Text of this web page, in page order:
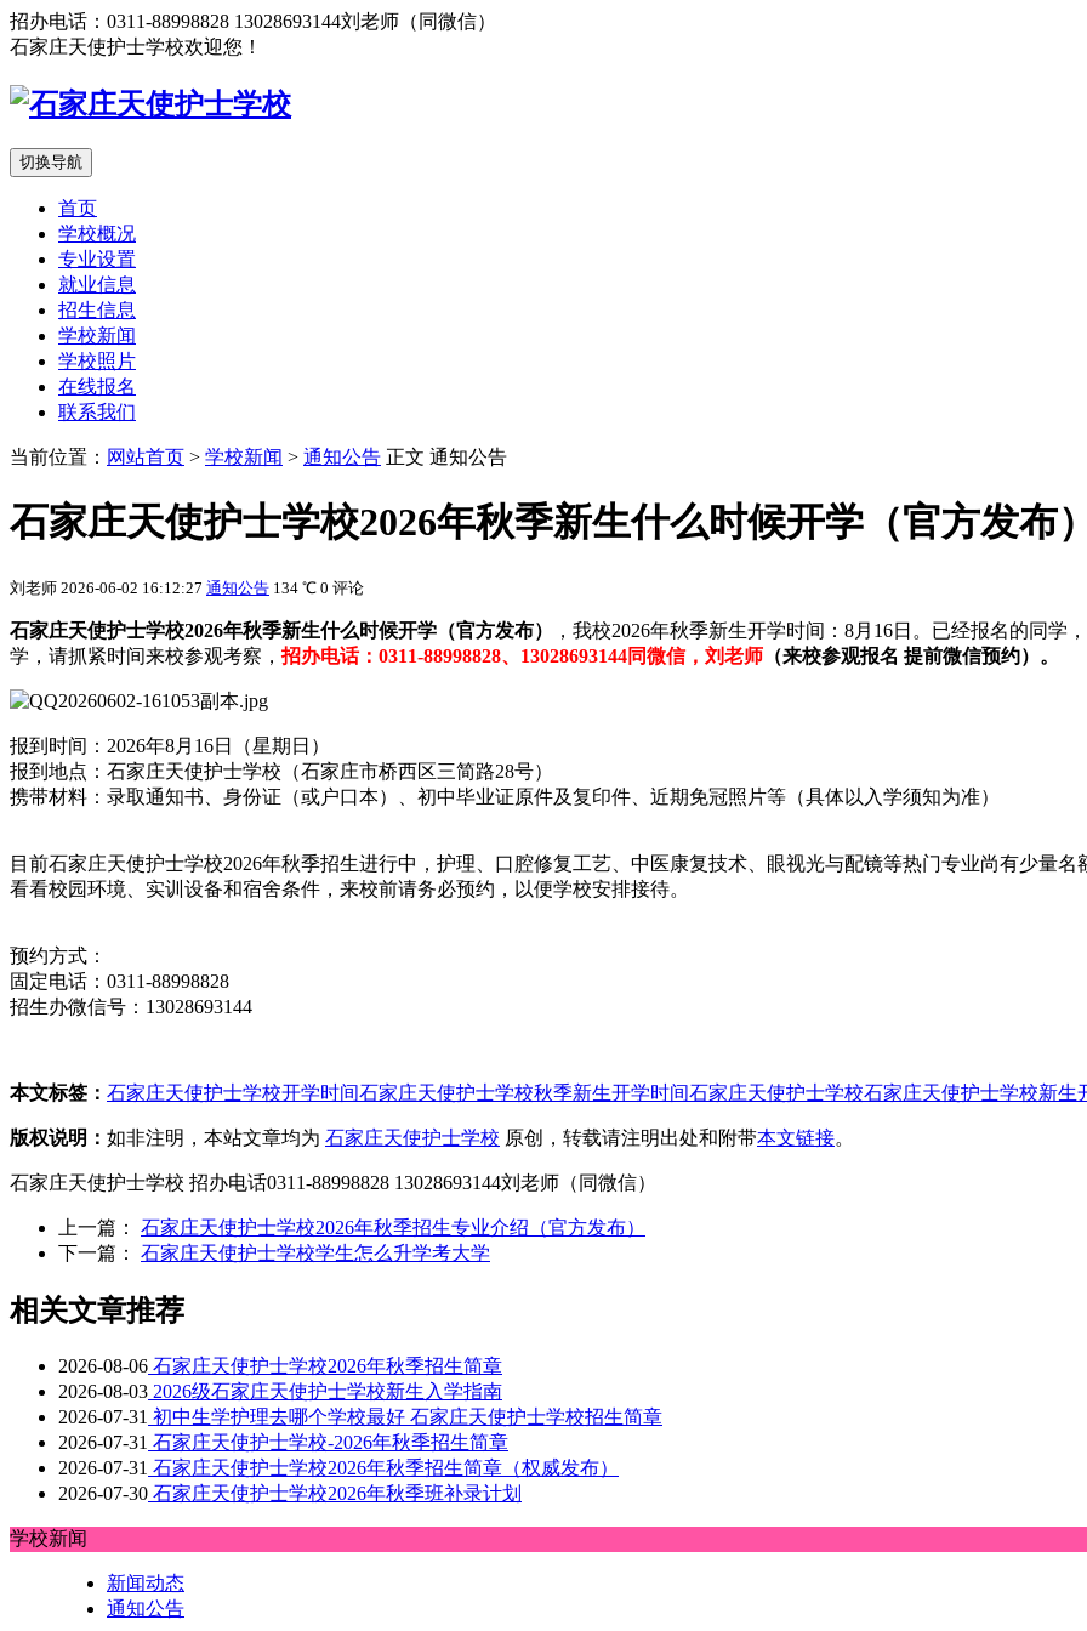
招办电话：0311-88998828 13028693144刘老师（同微信）
石家庄天使护士学校欢迎您！
切换导航
首页
学校概况
专业设置
就业信息
招生信息
学校新闻
学校照片
在线报名
联系我们
当前位置： 网站首页 > 学校新闻 > 通知公告 正文 通知公告
石家庄天使护士学校2026年秋季新生什么时候开学（官方发布
刘老师 2026-06-02 16:12:27 通知公告 134 ℃ 0 评论
石家庄天使护士学校2026年秋季新生什么时候开学（官方发布）
，我校2026年秋季新生开学时间：8月16日。已经报名的同
学，请抓紧时间来校参观考察， 招办电话：0311-88998828、13028693144同微信，刘老师 （来校参观报名 提前微信预约）。
报到时间：2026年8月16日（星期日）
报到地点：石家庄天使护士学校（石家庄市桥西区三简路28号）
携带材料：录取通知书、身份证（或户口本）、初中毕业证原件及复印件、近期免冠照片等（具体以入学须知为准）
目前石家庄天使护士学校2026年秋季招生进行中，护理、口腔修复工艺、中医康复技术、眼视光与配镜等热门专业尚有少量
看看校园环境、实训设备和宿舍条件，来校前请务必预约，以便学校安排接待。
预约方式：
固定电话：0311-88998828
招生办微信号：13028693144
本文标签： 石家庄天使护士学校开学时间石家庄天使护士学校秋季新生开学时间石家庄天使护士学校石家庄天使护士学校新生
版权说明： 如非注明，本站文章均为 石家庄天使护士学校 原创，转载请注明出处和附带本文链接。
石家庄天使护士学校 招办电话0311-88998828 13028693144刘老师（同微信）
上一篇： 石家庄天使护士学校2026年秋季招生专业介绍（官方发布）
下一篇： 石家庄天使护士学校学生怎么升学考大学
相关文章推荐
2026-08-06 石家庄天使护士学校2026年秋季招生简章
2026-08-03 2026级石家庄天使护士学校新生入学指南
2026-07-31 初中生学护理去哪个学校最好 石家庄天使护士学校招生简章
2026-07-31 石家庄天使护士学校-2026年秋季招生简章
2026-07-31 石家庄天使护士学校2026年秋季招生简章（权威发布）
2026-07-30 石家庄天使护士学校2026年秋季班补录计划
学校新闻
新闻动态
通知公告